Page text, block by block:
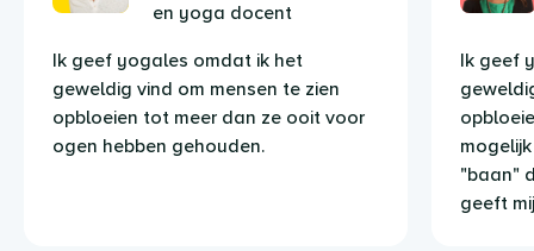
en yoga docent
Ik geef yogales omdat ik het
geweldig vind om mensen te zien
opbloeien tot meer dan ze ooit voor
ogen hebben gehouden.
Ik geef
"baan"
geeft